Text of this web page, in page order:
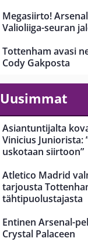
Megasiirto!
Valioliiga-seuran
Tottenham avasi
Cody Gakposta
Uusimmat
Asiantuntijalta
Vinicius Juniorista:
uskotaan siirtoon”
Atletico Madrid
tarjousta
tähtipuolustajasta
Entinen Arsenal-
Crystal Palaceen